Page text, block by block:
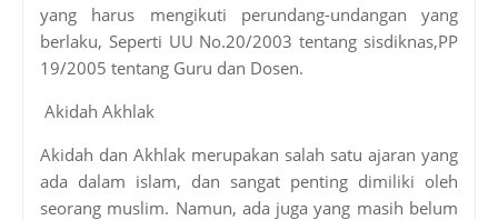
yang harus mengikuti perundang-undangan yang
berlaku, Seperti UU No.20/2003 tentang sisdiknas,PP
19/2005 tentang Guru dan Dosen.
Akidah Akhlak
Akidah dan Akhlak merupakan salah satu ajaran yang
ada dalam islam, dan sangat penting dimiliki oleh
seorang muslim. Namun, ada juga yang masih belum